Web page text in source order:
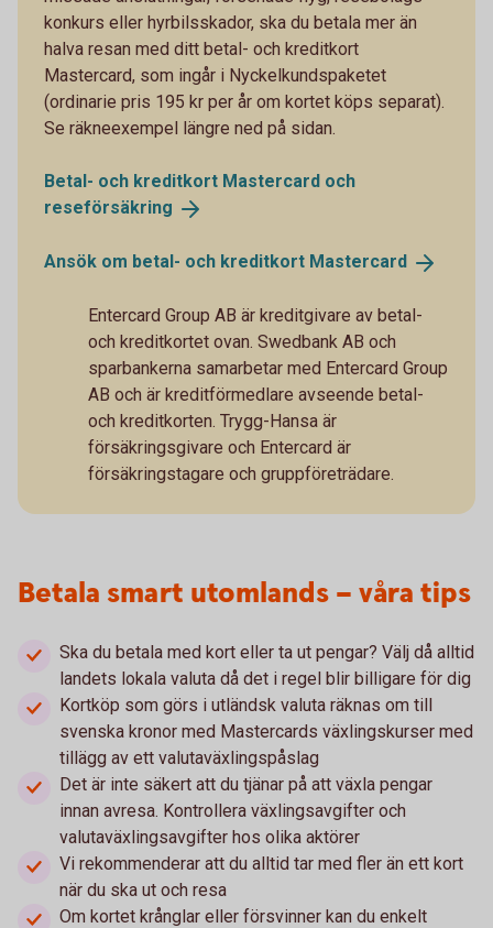
konkurs eller hyrbilsskador, ska du betala mer än
halva resan med ditt betal- och kreditkort
Mastercard, som ingår i Nyckelkundspaketet
(ordinarie pris 195 kr per år om kortet köps separat).
Se räkneexempel längre ned på sidan.
Betal- och kreditkort Mastercard och
reseförsäkring
Ansök om betal- och kreditkort Mastercard
Entercard Group AB är kreditgivare av betal-
och kreditkortet ovan. Swedbank AB och
sparbankerna samarbetar med Entercard Group
AB och är kreditförmedlare avseende betal-
och kreditkorten. Trygg-Hansa är
försäkringsgivare och Entercard är
försäkringstagare och gruppföreträdare.
Betala smart utomlands – våra tips
Ska du betala med kort eller ta ut pengar? Välj då alltid
landets lokala valuta då det i regel blir billigare för dig
Kortköp som görs i utländsk valuta räknas om till
svenska kronor med Mastercards växlingskurser med
tillägg av ett valutaväxlingspåslag
Det är inte säkert att du tjänar på att växla pengar
innan avresa. Kontrollera växlingsavgifter och
valutaväxlingsavgifter hos olika aktörer
Vi rekommenderar att du alltid tar med fler än ett kort
när du ska ut och resa
Om kortet krånglar eller försvinner kan du enkelt